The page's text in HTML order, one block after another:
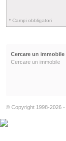
* Campi obbligatori
Cercare un immobile
Cercare un immobile
© Copyright 1998-2026 -